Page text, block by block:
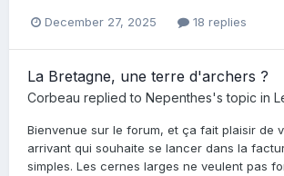
December 27, 2025 18 replies
La Bretagne, une terre d'archers ?
Corbeau replied to Nepenthes's topic in
Bienvenue sur le forum, et ça fait plaisir de
arrivant qui souhaite se lancer dans la
simples. Les cernes larges ne veulent pas